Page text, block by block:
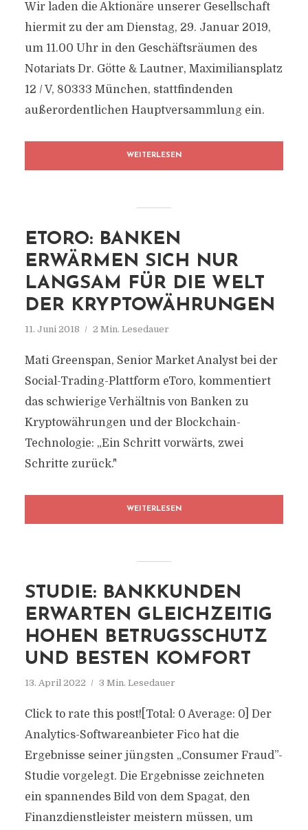
Wir laden die Aktionäre unserer Gesellschaft
hiermit zu der am Dienstag, 29. Januar 2019,
um 11.00 Uhr in den Geschäftsräumen des
Notariats Dr. Götte & Lautner, Maximiliansplatz
12 / V, 80333 München, stattfindenden
außerordentlichen Hauptversammlung ein.
WEITERLESEN
ETORO: BANKEN
ERWÄRMEN SICH NUR
LANGSAM FÜR DIE WELT
DER KRYPTOWÄHRUNGEN
11. Juni 2018 2 Min. Lesedauer
Mati Greenspan, Senior Market Analyst bei der
Social-Trading-Plattform eToro, kommentiert
das schwierige Verhältnis von Banken zu
Kryptowährungen und der Blockchain-
Technologie: „Ein Schritt vorwärts, zwei
Schritte zurück."
WEITERLESEN
STUDIE: BANKKUNDEN
ERWARTEN GLEICHZEITIG
HOHEN BETRUGSSCHUTZ
UND BESTEN KOMFORT
13. April 2022 3 Min. Lesedauer
Click to rate this post![Total: 0 Average: 0] Der
Analytics-Softwareanbieter Fico hat die
Ergebnisse seiner jüngsten „Consumer Fraud”-
Studie vorgelegt. Die Ergebnisse zeichneten
ein spannendes Bild von dem Spagat, den
Finanzdienstleister meistern müssen, um